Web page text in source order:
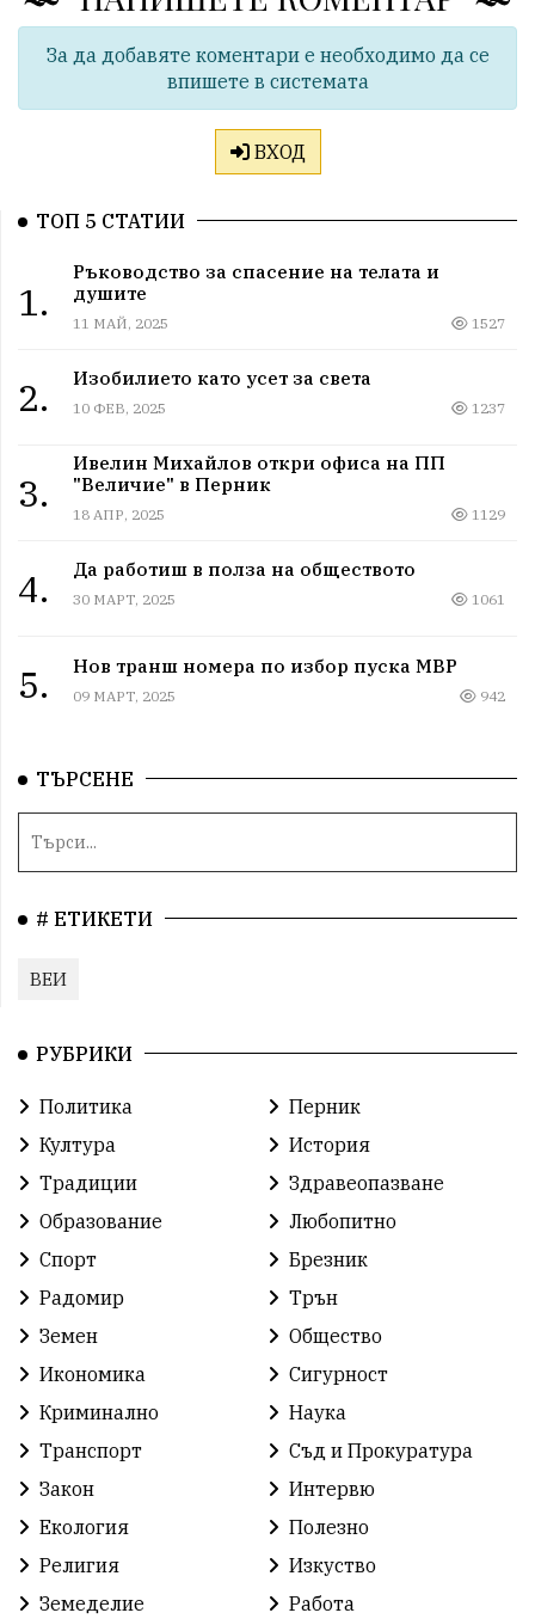
За да добавяте коментари е необходимо да се
впишете в системата
ВХОД
ТОП 5 СТАТИИ
1.
Ръководство за спасение на телата и
душите
11 МАЙ, 2025 1527
2. Изобилието като усет за света
10 ФЕВ, 2025 1237
3.
Ивелин Михайлов откри офиса на ПП
"Величие" в Перник
18 АПР, 2025 1129
4. Да работиш в полза на обществото
30 МАРТ, 2025 1061
5. Нов транш номера по избор пуска МВР
09 МАРТ, 2025 942
ТЪРСЕНЕ
# ЕТИКЕТИ
ВЕИ
РУБРИКИ
Политика
Перник
Култура
История
Традиции
Здравеопазване
Образование
Любопитно
Спорт
Брезник
Радомир
Трън
Земен
Общество
Икономика
Сигурност
Криминално
Наука
Транспорт
Съд и Прокуратура
Закон
Интервю
Екология
Полезно
Религия
Изкуство
Земеделие
Работа